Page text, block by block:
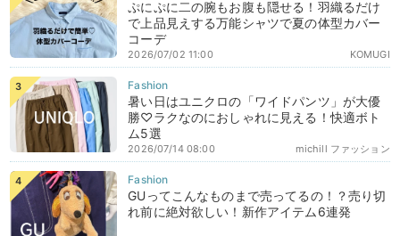
ぷにぷに二の腕もお腹も隠せる！羽織るだけ
で上品見えする万能シャツで夏の体型カバー
コーデ
KOMUGI
2026/07/02 11:00
暑い日はユニクロの「ワイドパンツ」が大優
勝♡ラクなのにおしゃれに見える！快適ボト
ム5選
michill ファッション
2026/07/14 08:00
GUってこんなものまで売ってるの！？売り切
れ前に絶対欲しい！新作アイテム6連発